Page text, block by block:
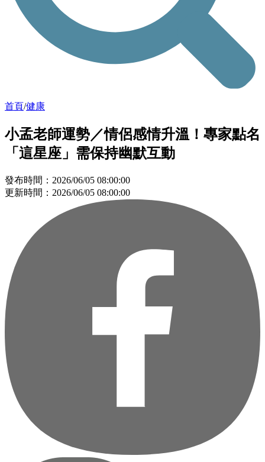
首頁/健康
小孟老師運勢／情侶感情升溫！專家點名
「這星座」需保持幽默互動
發布時間：2026/06/05 08:00:00
更新時間：2026/06/05 08:00:00